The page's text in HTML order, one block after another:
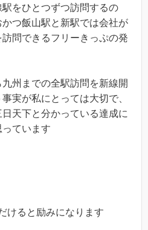
をひとつずつ訪問するの
つ飯山駅と新駅では会社が
問できるフリーきっぷの発
州までの全駅訪問を新線開
実が私にとっては大切で、
天下と分かっている達成に
ています
けると励みになります